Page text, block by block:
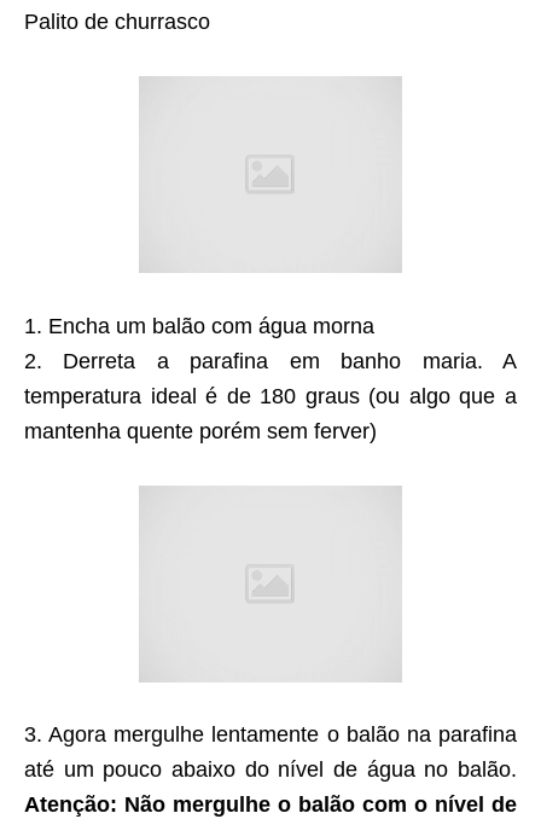
Palito de churrasco
1. Encha um balão com água morna
2. Derreta a parafina em banho maria. A
temperatura ideal é de 180 graus (ou algo que a
mantenha quente porém sem ferver)
3. Agora mergulhe lentamente o balão na parafina
até um pouco abaixo do nível de água no balão.
Atenção: Não mergulhe o balão com o nível de